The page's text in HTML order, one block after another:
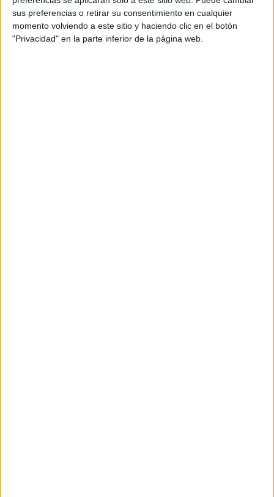
sus preferencias o retirar su consentimiento en cualquier
momento volviendo a este sitio y haciendo clic en el botón
"Privacidad" en la parte inferior de la página web.
DESCARGAR EN PDF